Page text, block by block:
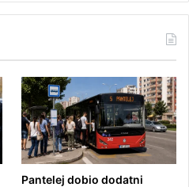
Pantelej dobio dodatni